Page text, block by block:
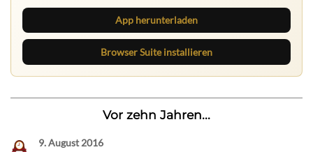
App herunterladen
Browser Suite installieren
Vor zehn Jahren...
9. August 2016